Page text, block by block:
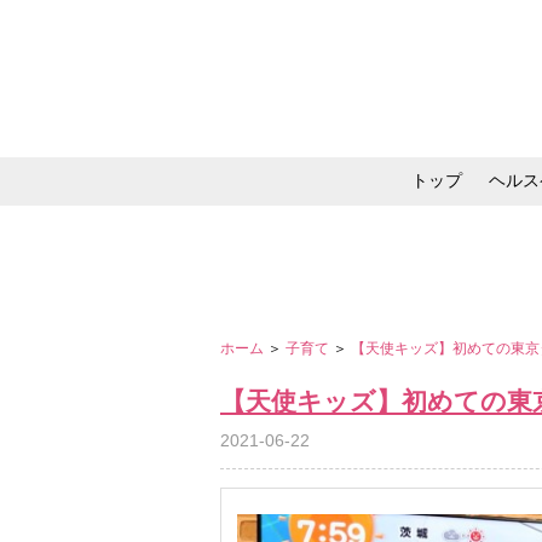
トップ ヘル
ホーム ＞ 子育て ＞ 【天使キッズ】初めての東
【天使キッズ】初めての
2021-06-22